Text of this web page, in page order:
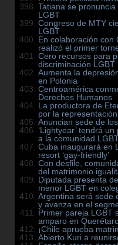
Tatiana se
LGBT
Congreso de MTY
LGBT
En colaboración con
realizó el primer
Cero recursos para
discriminación LGBT
Aumenta la
en Polonia
Centroamérica
Derechos Humanos
La productora de
por la
Anuncian sede de
‘Lightyear’ tendrá
a la comunidad
Cuba inaugurará en
resort ‘gay-friendly’
Con desfile,
del matrimonio
Diputada presenta
menor LGBT en
Argentina será sede
y avanza en el
Primer pareja LGBT
amparo en
¡Chile aprueba
Abierto Kuri a